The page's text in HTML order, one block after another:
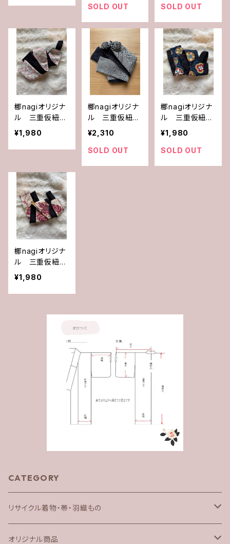
ク
SOLD OUT
SOLD OUT
梛nagiオリジナ
ル 三重仮紐
（モチーフ無し）
リメイク×ブラッ
ク
¥1,980
梛nagiオリジナ
ル 三重仮紐
（モチーフ付）ブ
ラック縮緬×ブラ
ック
¥2,310
SOLD OUT
梛nagiオリジナ
ル 三重仮紐
（モチーフ無し）
リメイク×ブラッ
ク
¥1,980
SOLD OUT
梛nagiオリジナ
ル 三重仮紐
（モチーフ無し）
更紗×ブラック
¥1,980
CATEGORY
リサイクル着物・帯・羽織もの
着物
オリジナル商品